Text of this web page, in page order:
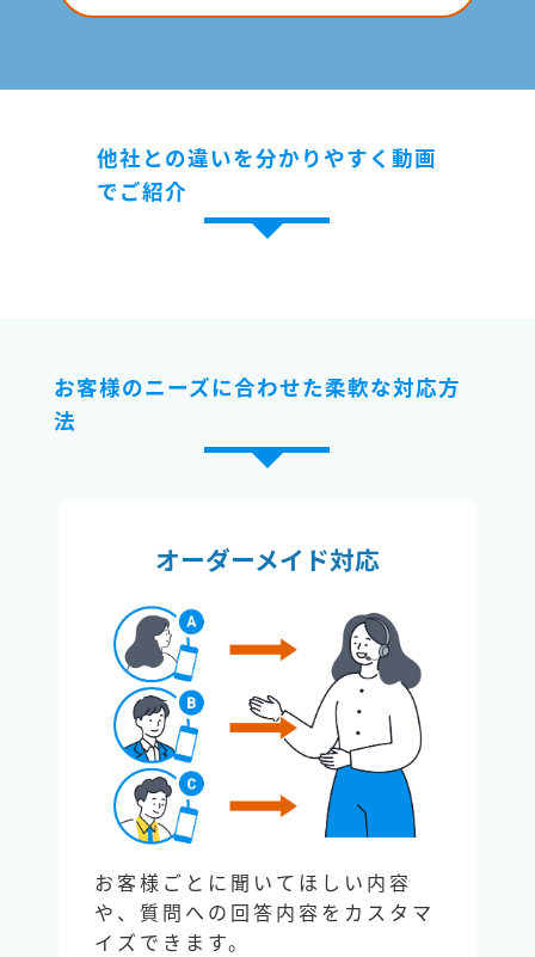
他社との違いを分かりやすく動画
でご紹介
お客様のニーズに合わせた柔軟な対応方
法
オーダーメイド対応
お客様ごとに聞いてほしい内容
や、質問への回答内容をカスタマ
イズできます。